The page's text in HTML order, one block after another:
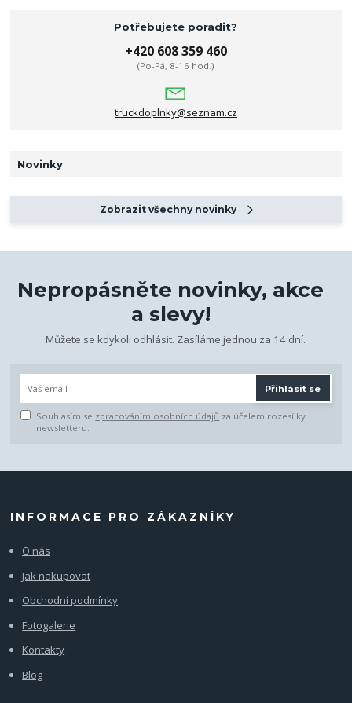
Potřebujete poradit?
+420 608 359 460
(Po-Pá, 8-16 hod.)
truckdoplnky@seznam.cz
Novinky
Zobrazit všechny novinky
Nepropásněte novinky, akce
a slevy!
Můžete se kdykoli odhlásit. Zasíláme jednou za 14 dní.
Přihlásit se
Souhlasím se zpracováním osobních údajů za účelem rozesílky
newsletteru.
INFORMACE PRO ZÁKAZNÍKY
O nás
Jak nakupovat
Obchodní podmínky
Fotogalerie
Kontakty
Blog